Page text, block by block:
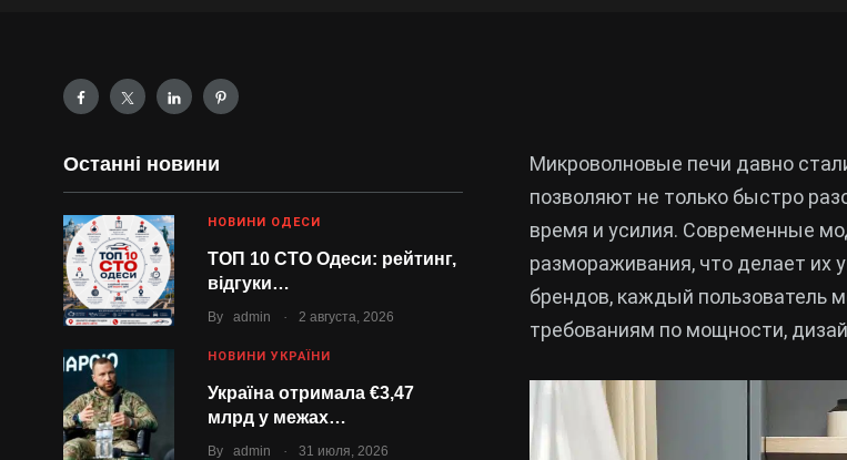
Останні новини
НОВИНИ ОДЕСИ
ТОП 10 СТО Одеси: рейтинг,
відгуки…
By admin . 2 августа, 2026
НОВИНИ УКРАЇНИ
Україна отримала €3,47
млрд у межах…
By admin . 31 июля, 2026
Микроволновые печи давно
позволяют не только быстро
время и усилия. Современные
размораживания, что делает их
брендов, каждый пользователь
требованиям по мощности,